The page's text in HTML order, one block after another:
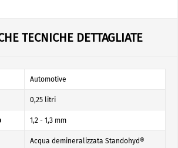
TECNICHE DETTAGLIATE
Automotive
0,25 litri
1,2 - 1,3 mm
Acqua demineralizzata Standohyd®